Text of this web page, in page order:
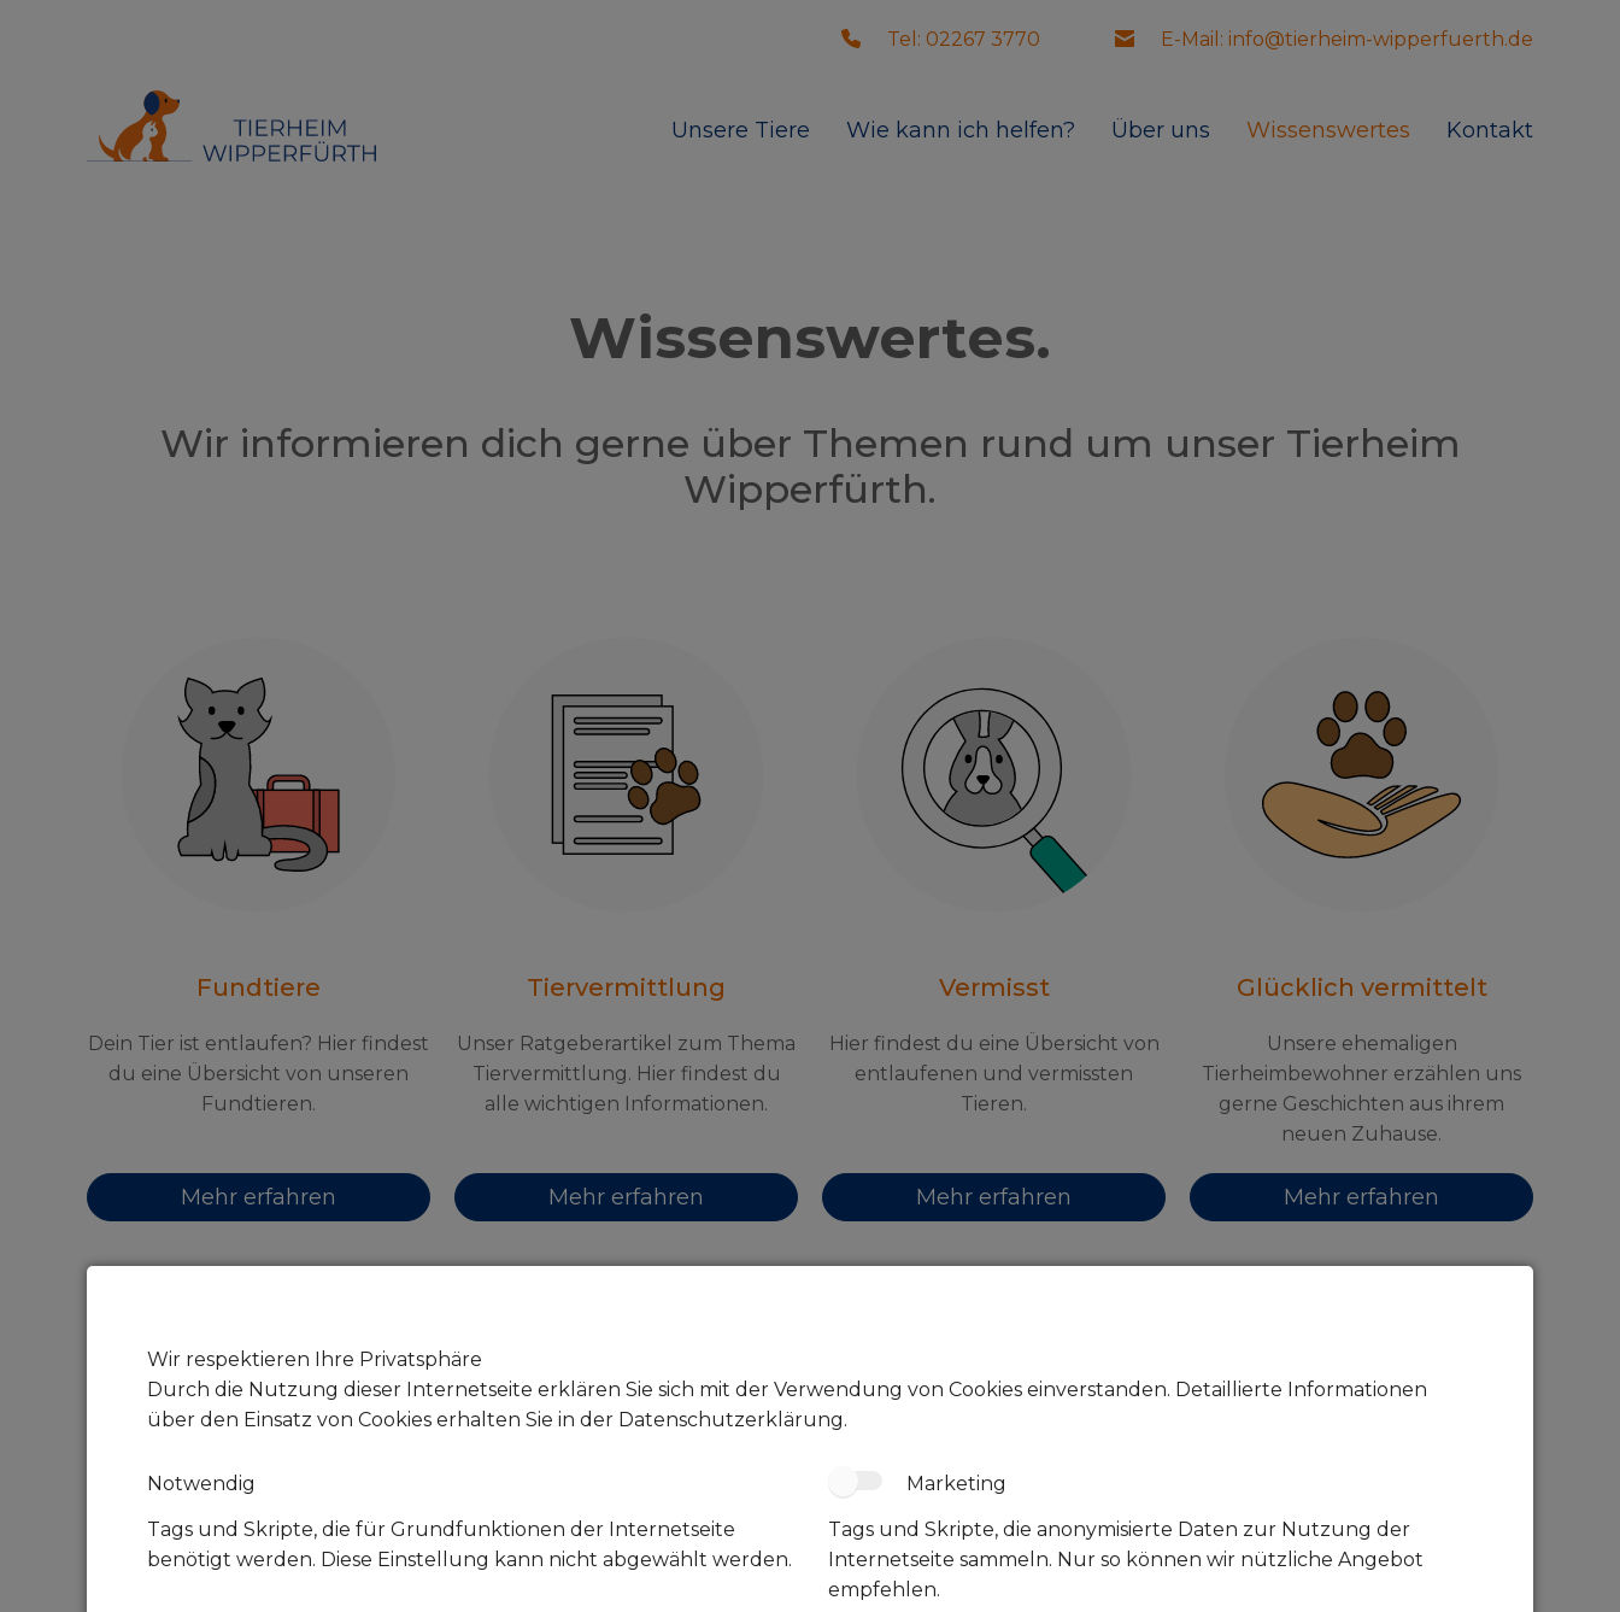
Tel: 02267 3770 E-Mail: info@tierheim-wipperfuerth.de
Unsere Tiere Wie kann ich helfen? Über uns Wissenswertes Kontakt
Wissenswertes.
Wir informieren dich gerne über Themen rund um unser Tierheim
Wipperfürth.
Fundtiere
Dein Tier ist entlaufen? Hier findest
du eine Übersicht von unseren
Fundtieren.
Mehr erfahren
Tiervermittlung
Unser Ratgeberartikel zum Thema
Tiervermittlung. Hier findest du
alle wichtigen Informationen.
Mehr erfahren
Vermisst
Hier findest du eine Übersicht von
entlaufenen und vermissten
Tieren.
Mehr erfahren
Glücklich vermittelt
Unsere ehemaligen
Tierheimbewohner erzählen uns
gerne Geschichten aus ihrem
neuen Zuhause.
Mehr erfahren
Wir respektieren Ihre Privatsphäre
Durch die Nutzung dieser Internetseite erklären Sie sich mit der Verwendung von Cookies einverstanden. Detaillierte Informationen
über den Einsatz von Cookies erhalten Sie in der Datenschutzerklärung.
Notwendig
Tags und Skripte, die für Grundfunktionen der Internetseite
benötigt werden. Diese Einstellung kann nicht abgewählt werden.
Marketing
Tags und Skripte, die anonymisierte Daten zur Nutzung der
Internetseite sammeln. Nur so können wir nützliche Angebot
empfehlen.